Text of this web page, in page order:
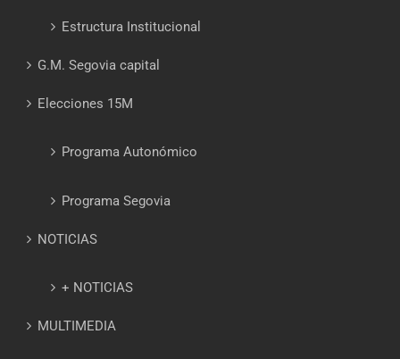
Estructura Institucional
G.M. Segovia capital
Elecciones 15M
Programa Autonómico
Programa Segovia
NOTICIAS
+ NOTICIAS
MULTIMEDIA